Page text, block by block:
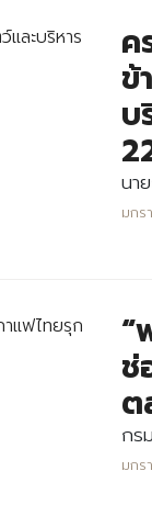
ค
ข้
บ
นา
มกร
“
ช่
ต
กร
มกร